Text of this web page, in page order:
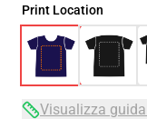
Print Location
Visualizza